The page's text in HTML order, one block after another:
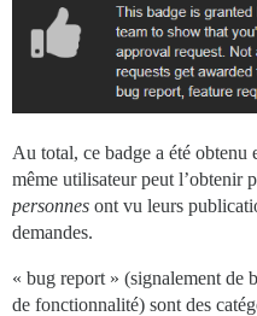
Au total, ce badge a été obtenu
même utilisateur peut l’obtenir
personnes ont vu leurs
demandes.
« bug report » (signalement de
de fonctionnalité) sont des